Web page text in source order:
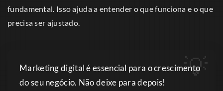
fundamental. Isso ajuda a entender o que funciona e o que
precisa ser ajustado.
Marketing digital é essencial para o crescimento
do seu negócio. Não deixe para depois!